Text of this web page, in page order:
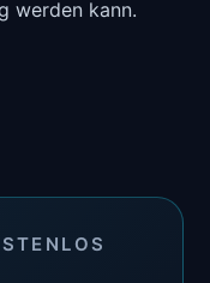
werden kann.